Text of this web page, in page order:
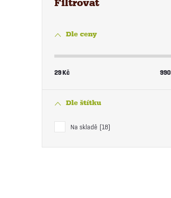
Dle ceny
29Kč 990
Dle štítku
Na skladě 18